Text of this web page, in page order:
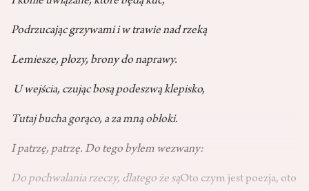
Podrzucając grzywami i w trawie nad rzeką
Lemiesze, płozy, brony do naprawy.
U wejścia, czując bosą podeszwą klepisko,
Tutaj bucha gorąco, a za mną obłoki.
I patrzę, patrzę. Do tego byłem wezwany:
Do pochwalania rzeczy, dlatego że sąOto czym jest poezja, oto